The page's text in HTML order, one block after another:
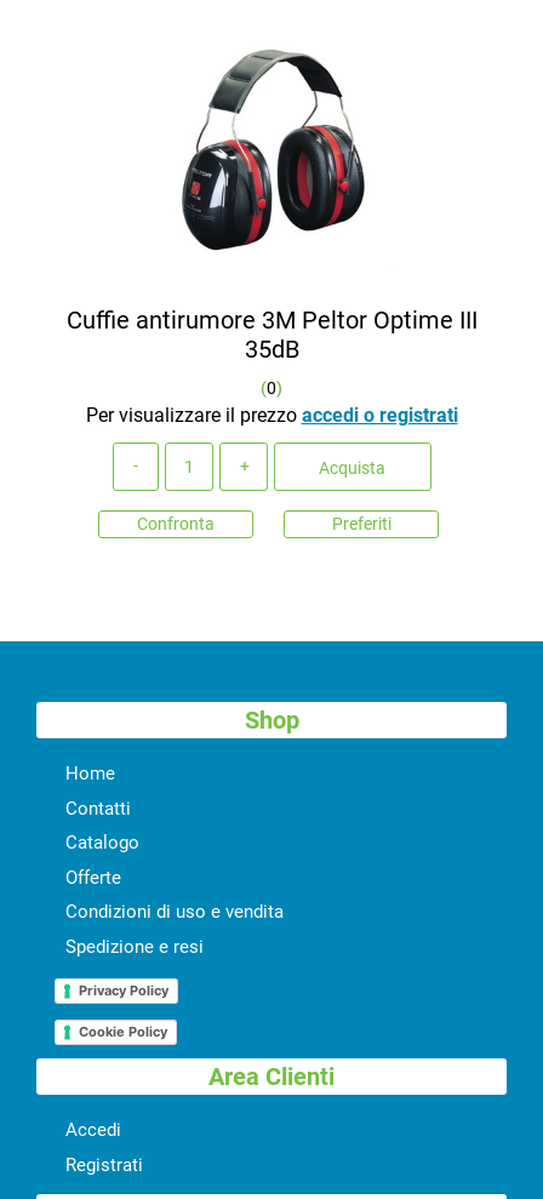
Cuffie antirumore 3M Peltor Optime III
35dB
(0)
Per visualizzare il prezzo accedi o registrati
Acquista
Confronta Preferiti
Shop
Home
Contatti
Catalogo
Offerte
Condizioni di uso e vendita
Spedizione e resi
Privacy Policy
Cookie Policy
Area Clienti
Accedi
Registrati